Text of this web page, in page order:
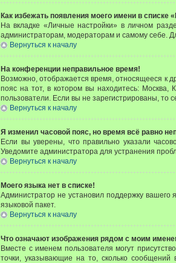
Как избежать появления моего имени в списке
На вкладке «Личные настройки» в личном
администраторам, модераторам и самому себе.
Вернуться к началу
На конференции неправильное время!
Возможно, отображается время, относящееся к
пояс на тот, в котором вы находитесь: Москва,
пользователи. Если вы не зарегистрированы, то
Вернуться к началу
Я изменил часовой пояс, но время всё равно
Если вы уверены, что правильно указали
Уведомите администратора для устранения
Вернуться к началу
Моего языка нет в списке!
Администратор не установил поддержку
языковой пакет.
Вернуться к началу
Что означают изображения рядом с моим
Вместе с именем пользователя могут
точки, указывающие на то, сколько